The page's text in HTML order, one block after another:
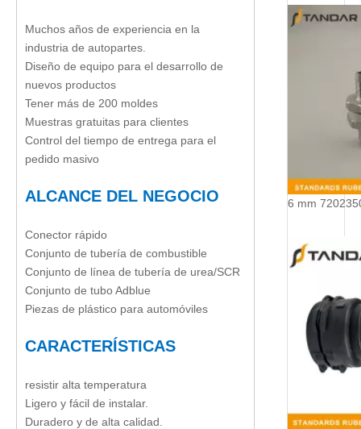
Muchos años de experiencia en la
industria de autopartes.
Diseño de equipo para el desarrollo de
nuevos productos
Tener más de 200 moldes
Muestras gratuitas para clientes
Control del tiempo de entrega para el
pedido masivo
ALCANCE DEL NEGOCIO
Conector rápido
Conjunto de tubería de combustible
Conjunto de línea de tubería de urea/SCR
Conjunto de tubo Adblue
Piezas de plástico para automóviles
CARACTERÍSTICAS
resistir alta temperatura
Ligero y fácil de instalar.
Duradero y de alta calidad.